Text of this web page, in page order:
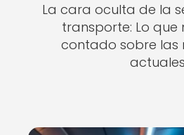
La cara oculta de la
transporte: Lo que
contado sobre las
actuales